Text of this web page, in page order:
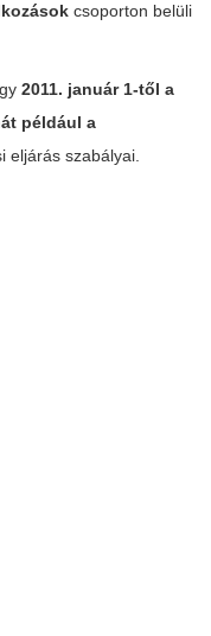
csoporton belüli
2011. január 1-től a
például a
eljárás szabályai.